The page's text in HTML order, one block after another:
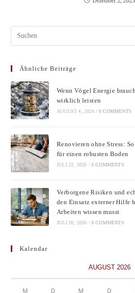
Ähnliche Beiträge
Wenn Vögel Energie
wirklich leisten
AUGUST 4, 2026 / 0 COMMENTS
Renovieren ohne Stress:
für einen robusten Boden
JULI 22, 2026 / 0 COMMENTS
Verborgene Risiken und
den Einsatz externer Hilfe
Arbeiten wissen musst
JULI 20, 2026 / 0 COMMENTS
Kalendar
AUGUST 2026
M D M D